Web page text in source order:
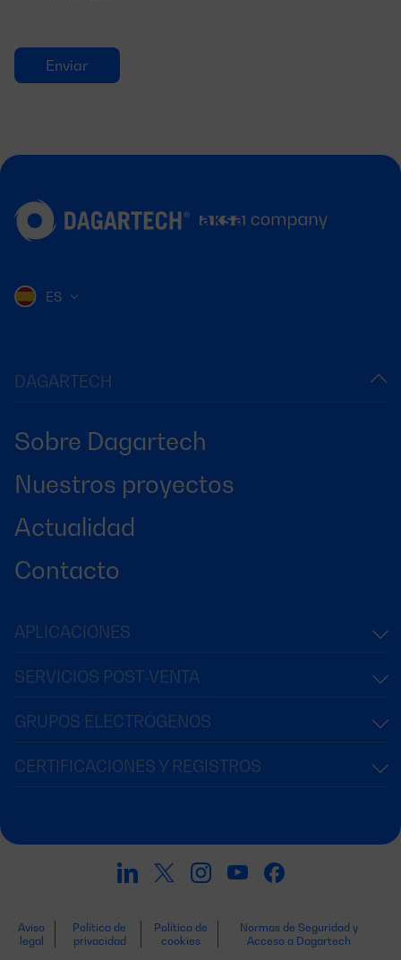
DAGARTECH
Sobre Dagartech
Nuestros proyectos
Actualidad
Contacto
ES
APLICACIONES
SERVICIOS POST-VENTA
GRUPOS ELECTRÓGENOS
CERTIFICACIONES Y REGISTROS
Aviso
legal
Política de
privacidad
Política de
cookies
Normas de Seguridad y
Acceso a Dagartech